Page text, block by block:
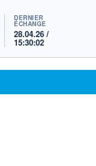
DERNIER
ÉCHANGE
28.04.26 /
15:30:02